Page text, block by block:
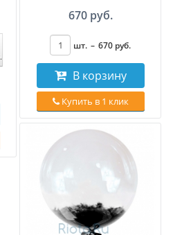
.
670 руб.
шт. – 670 руб.
В корзину
Купить в 1 клик